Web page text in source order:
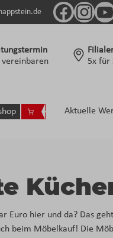
vereinbaren
5x für
Aktuelle
Euro hier und da? Das
beim Möbelkauf! Die